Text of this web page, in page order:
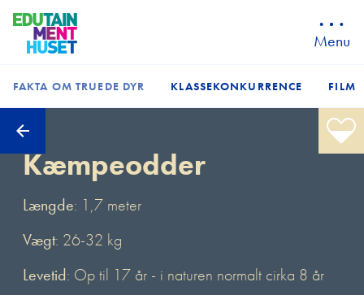
Menu
FAKTA OM TRUEDE DYR KLASSEKONKURRENCE FILM
Kæmpeodder
Længde: 1,7 meter
Vægt: 26-32 kg
Levetid: Op til 17 år - i naturen normalt cirka 8 år